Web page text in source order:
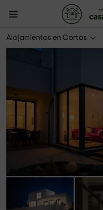
Alojamientos en Cortos